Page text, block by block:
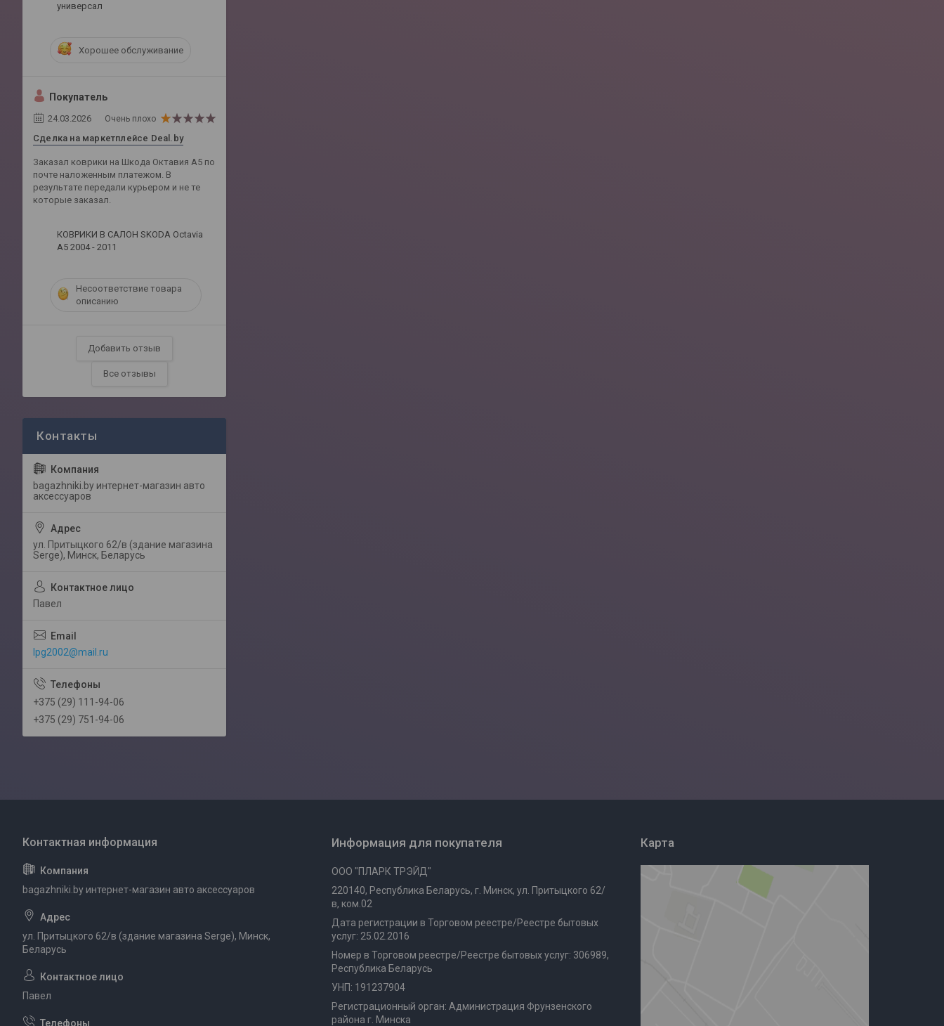
универсал
Хорошее обслуживание
Покупатель
24.03.2026 Очень плохо
Сделка на маркетплейсе Deal.by
Заказал коврики на Шкода Октавия А5 по
почте наложенным платежом. В
результате передали курьером и не те
которые заказал.
КОВРИКИ В САЛОН SKODA Octavia
A5 2004 - 2011
Несоответствие товара
описанию
Добавить отзыв
Все отзывы
bagazhniki.by интернет-магазин авто
аксессуаров
ул. Притыцкого 62/в (здание магазина
Serge), Минск, Беларусь
Павел
lpg2002@mail.ru
+375 (29) 111-94-06
+375 (29) 751-94-06
bagazhniki.by интернет-магазин авто аксессуаров
ул. Притыцкого 62/в (здание магазина Serge), Минск,
Беларусь
Павел
Информация для покупателя
ООО "ПЛАРК ТРЭЙД"
220140, Республика Беларусь, г. Минск, ул. Притыцкого 62/
в, ком.02
Дата регистрации в Торговом реестре/Реестре бытовых
услуг: 25.02.2016
Номер в Торговом реестре/Реестре бытовых услуг: 306989,
Республика Беларусь
УНП: 191237904
Регистрационный орган: Администрация Фрунзенского
района г. Минска
Карта